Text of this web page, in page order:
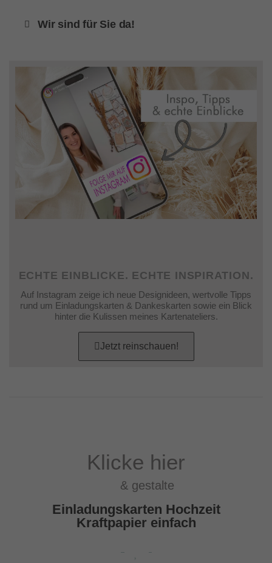
Wir sind für Sie da!
ECHTE EINBLICKE. ECHTE INSPIRATION.
Auf Instagram zeige ich neue Designideen, wertvolle Tipps
rund um Einladungskarten & Dankeskarten sowie ein Blick
hinter die Kulissen meines Kartenateliers.
Jetzt reinschauen!
Klicke hier
& gestalte
Einladungskarten Hochzeit
Kraftpapier einfach